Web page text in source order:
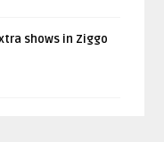
shows in Ziggo